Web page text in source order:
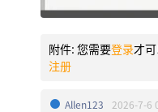
附件: 您需要登录才
注册
Allen123 2026-7-6